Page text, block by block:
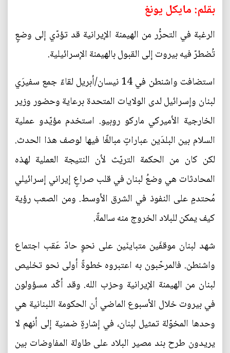
بقلم: مايكل يونغ
الرغبة في التحرُّر من الهيمنة الإيرانية قد تؤدّي إلى وضعٍ
تُضطرّ فيه بيروت إلى القبول بالهيمنة الإسرائيلية.
استضافت واشنطن في 14 نيسان/أبريل لقاءً جمع سفيرَي
لبنان وإسرائيل لدى الولايات المتحدة برعاية وحضور وزير
الخارجية الأميركي ماركو روبيو. استخدم مؤيّدو عملية
السلام بين البلدَين عباراتٍ مبالغًا فيها لوصف هذا الحدث.
لكن كان من الحكمة التريّث لأن النتيجة العملية لهذه
المحادثات هي وضعُ لبنان في قلب صراعٍ إيراني إسرائيلي
مُحتدمٍ على النفوذ في الشرق الأوسط. ومن الصعب رؤية
كيف يمكن للبلاد الخروج منه سالمةً.
شهد لبنان موقفَين متباينَين على نحوٍ حادّ عَقب اجتماع
واشنطن. فالمرحّبون به اعتبروه خطوةً أولى نحو تخليص
لبنان من الهيمنة الإيرانية وحزب الله. وقد أكّد مسؤولون
في بيروت خلال الأسبوع الماضي أن الحكومة اللبنانية هي
وحدها المخوّلة تمثيل لبنان، في إشارةٍ ضمنية إلى أنهم لا
يريدون طرح بند مصير البلاد على طاولة المفاوضات بين